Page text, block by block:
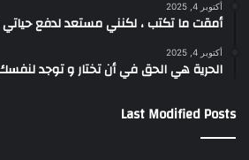
أكتوبر 4, 2025
أمقت ما تكتب ، لكنني مستعد لدفع حياتي
أكتوبر 4, 2025
الحرية هي الحق في أن تختار و توجد لنفسك
Last Modified Posts